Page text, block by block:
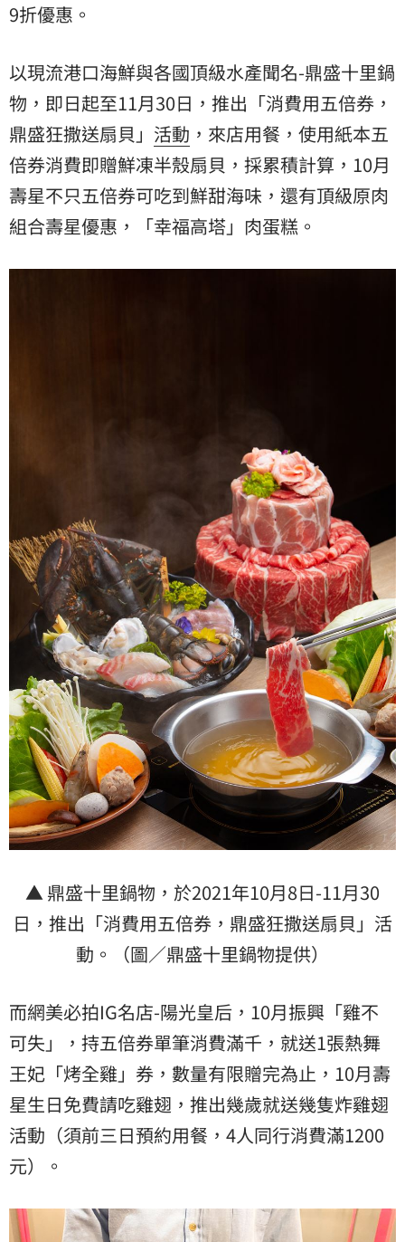
9折優惠。
以現流港口海鮮與各國頂級水產聞名-鼎盛十里鍋
物，即日起至11月30日，推出「消費用五倍券，
鼎盛狂撒送扇貝」 活動 ，來店用餐，使用紙本五
倍券消費即贈鮮凍半殼扇貝，採累積計算，10月
壽星不只五倍券可吃到鮮甜海味，還有頂級原肉
組合壽星優惠，「幸福高塔」肉蛋糕。
▲ 鼎盛十里鍋物，於2021年10月8日-11月30
日，推出「消費用五倍券，鼎盛狂撒送扇貝」活
動。（圖／鼎盛十里鍋物提供）
而網美必拍IG名店-陽光皇后，10月振興「雞不
可失」，持五倍券單筆消費滿千，就送1張熱舞
王妃「烤全雞」券，數量有限贈完為止，10月壽
星生日免費請吃雞翅，推出幾歲就送幾隻炸雞翅
活動（須前三日預約用餐，4人同行消費滿1200
元）。